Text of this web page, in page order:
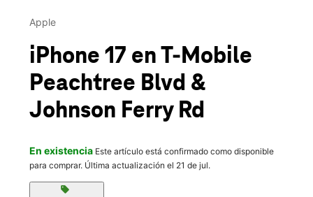
Sáb.:
5001 Peachtree Boulevard Bldg 100 Suite 120 Chamblee, GA
30341
Apple
iPhone 17 en T-Mobile
Peachtree Blvd &
Johnson Ferry Rd
En existencia Este artículo está confirmado como disponible
para comprar. Última actualización el 21 de jul.
sell